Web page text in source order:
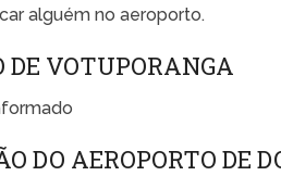
alguém no aeroporto.
DE VOTUPORANGA
DO AEROPORTO DE